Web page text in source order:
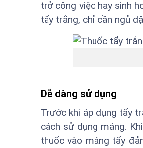
trở công việc hay sinh
tẩy trắng, chỉ cần ngủ
Dễ dàng sử dụng
Trước khi áp dụng tẩy
cách sử dụng máng.
thuốc vào máng tẩy